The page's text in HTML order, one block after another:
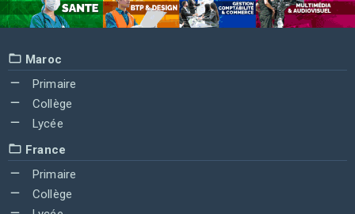
Maroc
Primaire
Collège
Lycée
France
Primaire
Collège